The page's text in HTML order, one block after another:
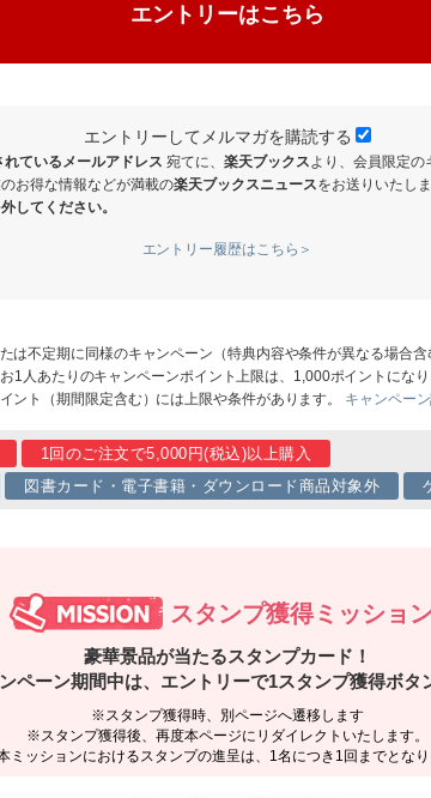
エントリーはこちら
エントリーしてメルマガを購読する
れているメールアドレス 宛てに、 楽天ブックス より、会員限定
お得な情報などが満載の楽天ブックスニュースをお送りいたしま
してください。
エントリー履歴はこちら＞
は不定期に同様のキャンペーン（特典内容や条件が異なる場合
1人あたりのキャンペーンポイント上限は、1,000ポイントになり
ント（期間限定含む）には上限や条件があります。 キャンペー
1回のご注文で5,000円(税込)以上購入
図書カード・電子書籍・ダウンロード商品対象外
スタンプ獲得ミッショ
豪華景品が当たるスタンプカード！
ペーン期間中は、 エントリーで1スタンプ獲得ボタ
※スタンプ獲得時、別ページへ遷移します
※スタンプ獲得後、再度本ページにリダイレクトいたします。
ミッションにおけるスタンプの進呈は、1名につき1回までとなり